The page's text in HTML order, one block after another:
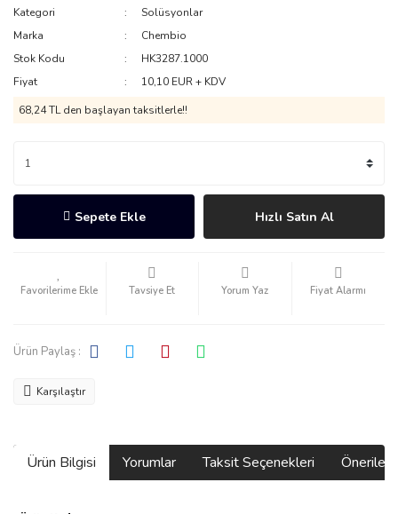
Kategori
Solüsyonlar
Marka
Chembio
Stok Kodu
HK3287.1000
Fiyat
10,10 EUR + KDV
68,24 TL den başlayan taksitlerle!!
Sepete Ekle Hızlı Satın Al
Tavsiye Et Yorum Yaz Fiyat Alarmı
Ürün Paylaş :
Karşılaştır
Ürün Bilgisi Yorumlar Taksit Seçenekleri